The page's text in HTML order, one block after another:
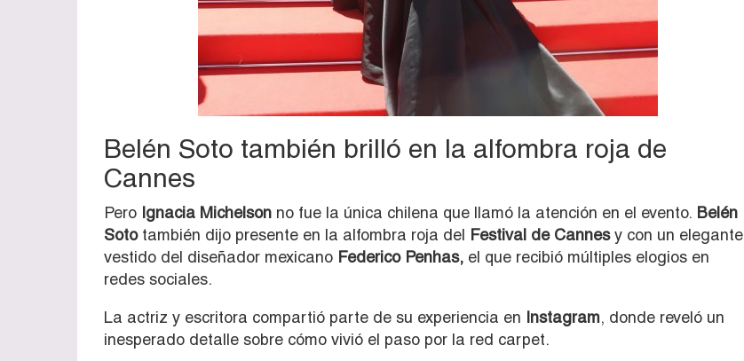
Belén Soto también brilló en la alfombra roja de
Cannes
Pero Ignacia Michelson no fue la única chilena que llamó la atención en el evento. Belén
Soto también dijo presente en la alfombra roja del Festival de Cannesy con un elegante
vestido del diseñador mexicano Federico Penhas, el que recibió múltiples elogios en
redes sociales.
La actriz y escritora compartió parte de su experiencia en Instagram, donde reveló un
inesperado detalle sobre cómo vivió el paso por la red carpet.